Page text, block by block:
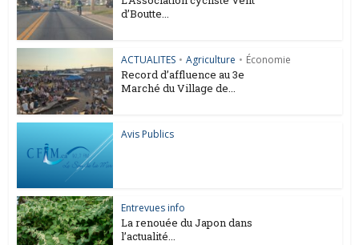
d’Boutte...
ACTUALITES • Agriculture • Économie
Record d’affluence au 3e
Marché du Village de...
Avis Publics
Entrevues info
La renouée du Japon dans
l’actualité...